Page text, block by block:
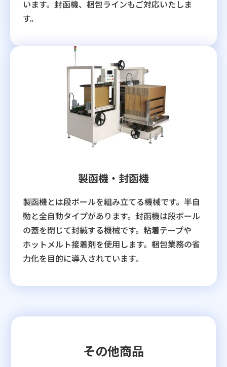
います。封函機、梱包ラインもご対応いたしま
す。
製函機・封函機
製函機とは段ボールを組み立てる機械です。半自
動と全自動タイプがあります。封函機は段ボール
の蓋を閉じて封緘する機械です。粘着テープや
ホットメルト接着剤を使用します。梱包業務の省
力化を目的に導入されています。
その他商品